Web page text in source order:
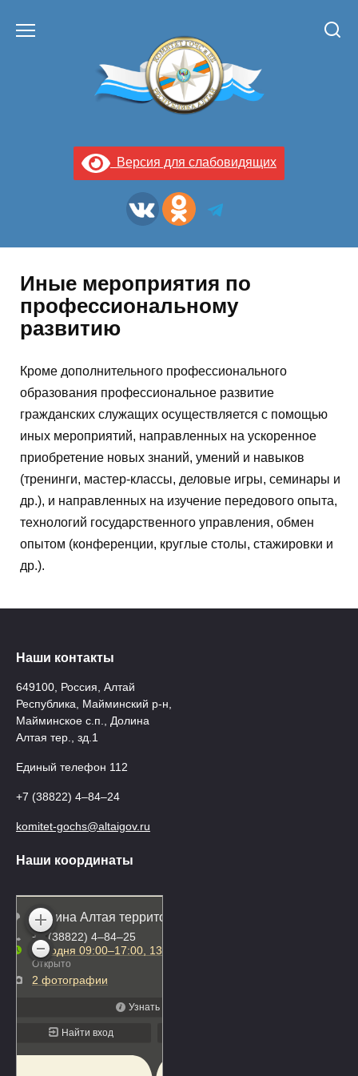
Версия для слабовидящих
Иные мероприятия по
профессиональному
развитию
Кроме дополнительного профессионального
образования профессиональное развитие
гражданских служащих осуществляется с помощью
иных мероприятий, направленных на ускоренное
приобретение новых знаний, умений и навыков
(тренинги, мастер-классы, деловые игры, семинары и
др.), и направленных на изучение передового опыта,
технологий государственного управления, обмен
опытом (конференции, круглые столы, стажировки и
др.).
Наши контакты
649100, Россия, Алтай
Республика, Майминский р-н,
Майминское с.п., Долина
Алтая тер., зд.1
Единый телефон 112
+7 (38822) 4‒84‒24
komitet-gochs@altaigov.ru
Наши координаты